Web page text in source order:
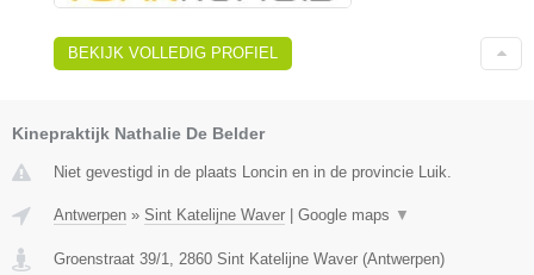
BEKIJK VOLLEDIG PROFIEL
Kinepraktijk Nathalie De Belder
Niet gevestigd in de plaats Loncin en in de provincie Luik.
Antwerpen » Sint Katelijne Waver Google maps ▼
Groenstraat 39/1, 2860 Sint Katelijne Waver (Antwerpen)